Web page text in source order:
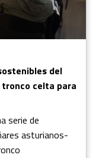
del
celta para
serie de
asturianos-